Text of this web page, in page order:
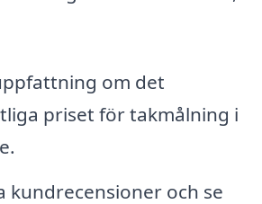
om det
priset för takmålning i
kundrecensioner och se